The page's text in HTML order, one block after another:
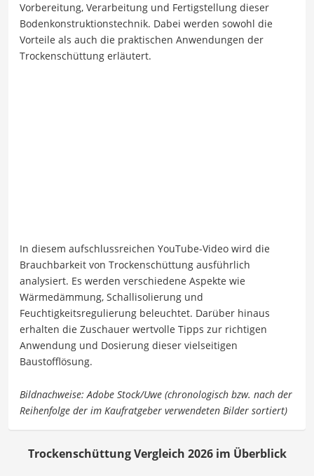
Vorbereitung, Verarbeitung und Fertigstellung dieser
Bodenkonstruktionstechnik. Dabei werden sowohl die
Vorteile als auch die praktischen Anwendungen der
Trockenschüttung erläutert.
In diesem aufschlussreichen YouTube-Video wird die
Brauchbarkeit von Trockenschüttung ausführlich
analysiert. Es werden verschiedene Aspekte wie
Wärmedämmung, Schallisolierung und
Feuchtigkeitsregulierung beleuchtet. Darüber hinaus
erhalten die Zuschauer wertvolle Tipps zur richtigen
Anwendung und Dosierung dieser vielseitigen
Baustofflösung.
Trockenschüttung Vergleich 2026 im Überblick